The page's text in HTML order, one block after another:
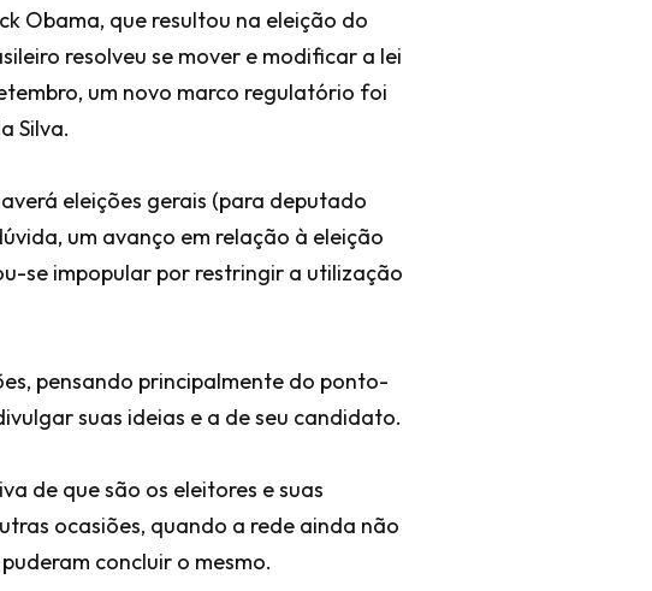
Obama, que resultou na eleição do
resolveu se mover e modificar a lei
um novo marco regulatório foi
Silva.
eleições gerais (para deputado
um avanço em relação à eleição
se impopular por restringir a utilização
pensando principalmente do ponto-
suas ideias e a de seu candidato.
de que são os eleitores e suas
ocasiões, quando a rede ainda não
concluir o mesmo.